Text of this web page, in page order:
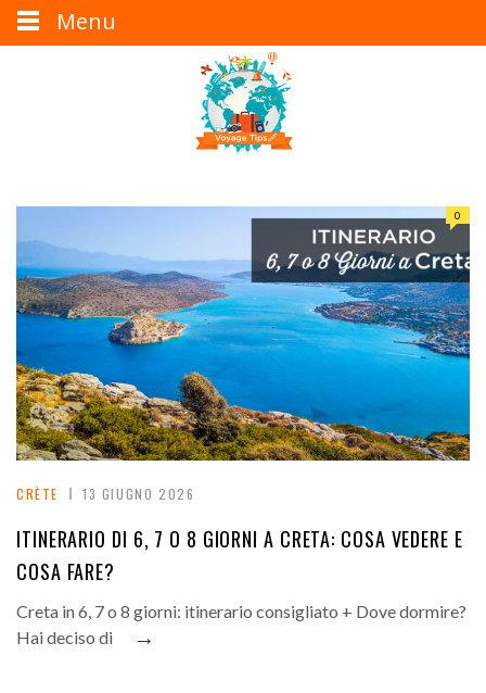
CRÈTE 13 GIUGNO 2026
0
ITINERARIO DI 6, 7 O 8 GIORNI A CRETA: COSA VEDERE E
COSA FARE?
Creta in 6, 7 o 8 giorni: itinerario consigliato + Dove dormire?
Hai deciso di
→
Menu